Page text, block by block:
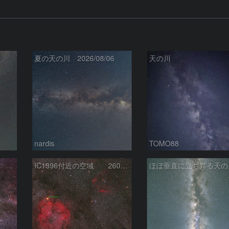
夏の天の川 2026/08/06
nardis
天の川
TOMO88
カシオペア座付近の空域 260720 IC1396付近の空域 260720